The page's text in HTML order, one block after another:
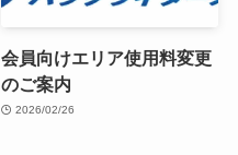
会員向けエリア使用料変更
のご案内
2026/02/26